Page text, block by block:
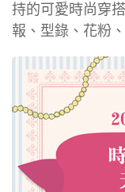
持的可愛時尚穿
報、型錄、花粉